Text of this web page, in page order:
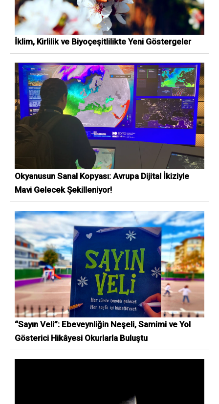
İklim, Kirlilik ve Biyoçeşitlilikte Yeni Göstergeler
Okyanusun Sanal Kopyası: Avrupa Dijital İkiziyle
Mavi Gelecek Şekilleniyor!
“Sayın Veli”: Ebeveynliğin Neşeli, Samimi ve Yol
Gösterici Hikâyesi Okurlarla Buluştu